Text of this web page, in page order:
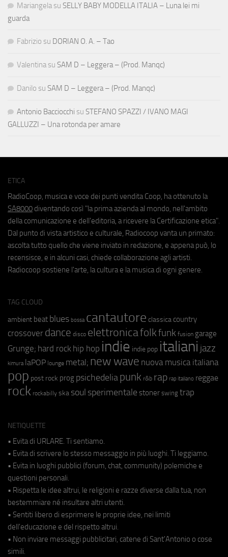
Mariangela su SELLY BABY MODELLA ITALIA – Luna lei mi
guarda
Fabrizio su DORIAN O. A. – Tao
Valentina su SAM D – Leggera – (Prod. Manqc)
Danilo su SAM D – Leggera – (Prod. Manqc)
Antonio Bacciocchi su STEFANO SPAZZI / IVANO MAGI
GALLUZZI – Una rotonda per amare
ETICA
RadioCoop, musica e voce dei punti vendita Coop, ha ottenuto la
SA8000 diventando così "la prima azienda al mondo, nell'ambito
della comunicazione e dell'editoria, a ricevere la Certificazione etica".
Dal punto di vista artistico e culturale, Radiocoop vanta un primato:
ascolta tutto quello che viene inviato in redazione, e appena può, lo
recensisce, e in alcuni casi, chiede collaborazione agli artisti.
Radiocoop sostiene l'arte, la cultura e la musica di ogni genere.
TAG CLOUD
ambient beat blues bossa cantautore classica country
crossover dance disco elettronicafolkfunk fusion garage
Grunge; hard rock hip hop indie indie pop italiani jazz
kimura laPOP lounge metal; new wave nuova musica italiana
pop post rock prog psichedeliapunk r&b rap rap italiano reggae
rock rockabilly ska soul sperimentale stoner swing trap
NETIQUETTE
• Evita di URLARE. Ti sentiamo.
• Evita di scrivere lo stesso messaggio in più luoghi. Ti leggiamo.
• Evita in luoghi pubblici (forum, chat, community) polemiche e
questioni personali.
• Rispetta le idee altrui, le religioni e razze diverse dalla tua, non
bestemmiare né insultare altri utenti.
• Sentiti libero di esprimere le proprie idee, nei limiti
dell'educazione e del rispetto altrui.
• Non inviare messaggi pubblicitari, catene di Sant'Antonio o cose
simili.